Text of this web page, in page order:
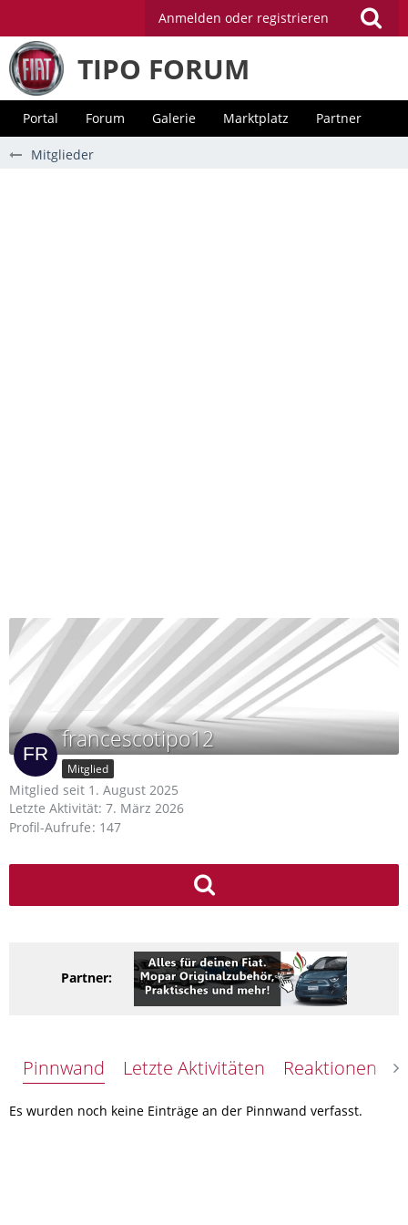
Anmelden oder registrieren
TIPO FORUM
Portal Forum Galerie Marktplatz Partner
Mitglieder
francescotipo12
Mitglied
Mitglied seit 1. August 2025
Letzte Aktivität: 7. März 2026
Profil-Aufrufe 147
Partner:
Pinnwand Letzte Aktivitäten Reaktionen
Es wurden noch keine Einträge an der Pinnwand verfasst.